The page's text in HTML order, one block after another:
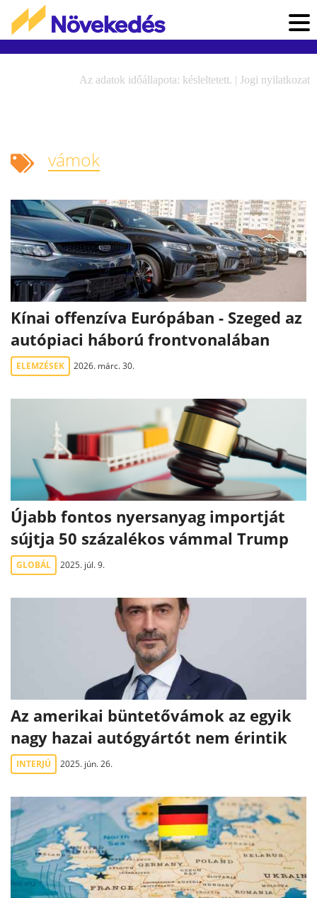
Az adatok időállapota: késleltetett. | Jogi nyilatkozat
vámok
Kínai offenzíva Európában - Szeged az
autópiaci háború frontvonalában
ELEMZÉSEK 2026. márc. 30.
Újabb fontos nyersanyag importját
sújtja 50 százalékos vámmal Trump
GLOBÁL 2025. júl. 9.
Az amerikai büntetővámok az egyik
nagy hazai autógyártót nem érintik
INTERJÚ 2025. jún. 26.